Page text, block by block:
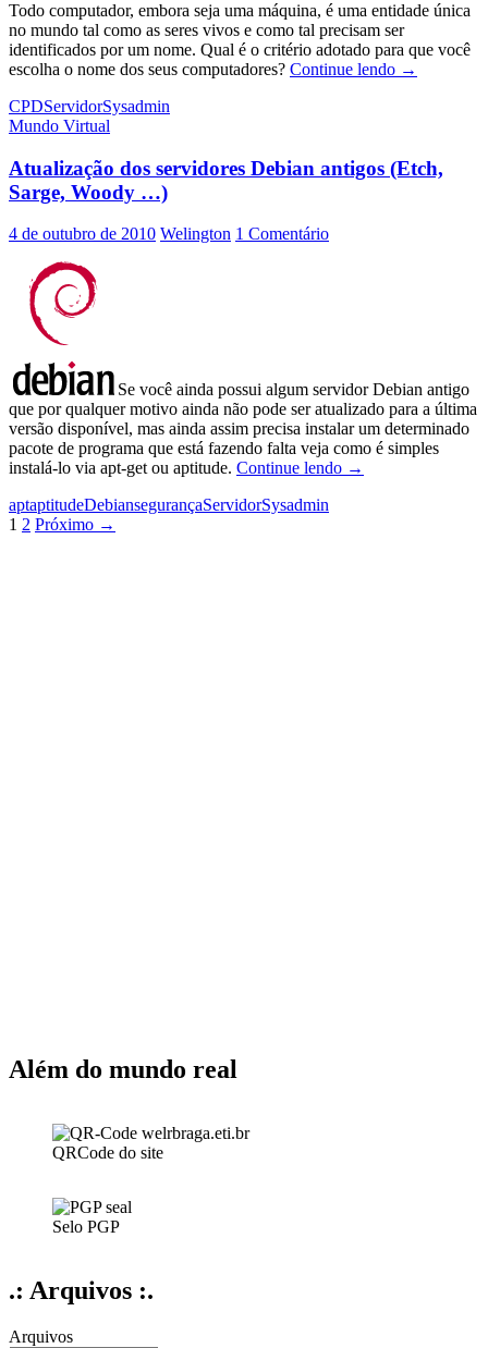
Todo computador, embora seja uma máquina, é uma entidade única
no mundo tal como as seres vivos e como tal precisam ser
identificados por um nome. Qual é o critério adotado para que você
escolha o nome dos seus computadores? Continue lendo A
para
→
CPDServidorSysadmin
Mundo Virtual
Atualização dos servidores Debian antigos (Etch,
Sarge, Woody …)
4 de outubro de 2010 Welington 1 Comentário
Se você ainda possui algum servidor Debian antigo
que por qualquer motivo ainda não pode ser atualizado para a última
versão disponível, mas ainda assim precisa instalar um determinado
pacote de programa que está fazendo falta veja como é simples
instalá-lo via apt-get ou aptitude. Continue lendo Atualização
→
aptaptitudeDebiansegurançaServidorSysadmin
Navegação
1 2 Próximo →
Além do mundo real
QRCode do site
Selo PGP
.: Arquivos :.
Arquivos